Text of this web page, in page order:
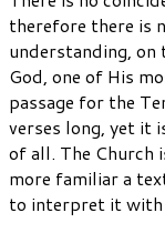
therefore there is
understanding, on
God, one of His
passage for the
verses long, yet it
of all. The Church
more familiar a
to interpret it with